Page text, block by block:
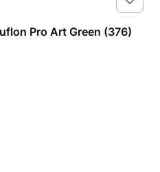
Pro Art Green (376)